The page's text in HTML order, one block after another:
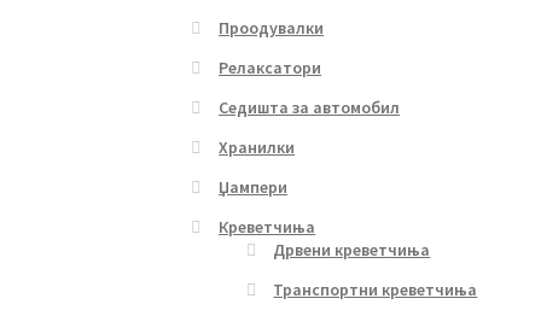
Проодувалки
Релаксатори
Седишта за автомобил
Хранилки
Џампери
Креветчиња
Дрвени креветчиња
Транспортни креветчиња